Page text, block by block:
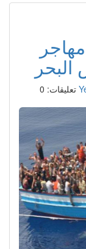
.... 800 مهاجر
تعليقات: 0